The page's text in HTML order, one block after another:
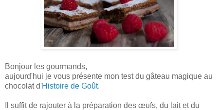
Bonjour les gourmands,
aujourd'hui je vous présente mon test du gâteau magique au
chocolat d'Histoire de Goût.
Il suffit de rajouter à la préparation des œufs, du lait et du